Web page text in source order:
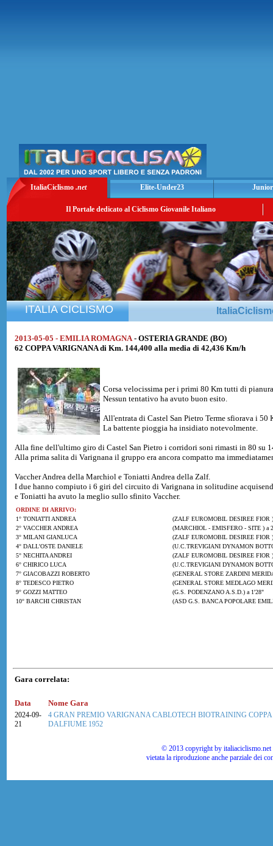
ItaliaCiclismo .net Elite-Under23
Il Portale dedicato al Ciclismo Giovanile Italiano
ITALIA CICLISMO
2013-05-05 - EMILIA ROMAGNA - OSTERIA GRANDE (BO)
62 COPPA VARIGNANA di Km. 144,400 alla media di 42,436 Km/h
Corsa velocissima per i primi 80 Km tutti di pianura
Nessun tentativo ha avuto buon esito.
All'entrata di Castel San Pietro Terme sfiorava i 50
La battente pioggia ha insidiato notevolmente.
Alla fine dell'ultimo giro di Castel San Pietro i corridori soni rimasti in 80 su
Alla prima salita di Varignana il gruppo era ancora compatto ma
Vaccher Andrea della Marchiol e Toniatti Andrea della Zalf.
I due hanno compiuto i 6 giri del circuito di Varignana in solitudine
e Toniatti ha avuto la meglio sullo sfinito Vaccher.
ORDINE DI ARRIVO:
1° TONIATTI ANDREA
(ZALF EUROMOBIL DESIREE FIOR )
2° VACCHER ANDREA
(MARCHIOL - EMISFERO - SITE ) a
3° MILANI GIANLUCA
(ZALF EUROMOBIL DESIREE FIOR
4° DALL'OSTE DANIELE
(U.C.TREVIGIANI DYNAMON
5° NECHITA ANDREI
(ZALF EUROMOBIL DESIREE FIOR
6° CHIRICO LUCA
(U.C.TREVIGIANI DYNAMON
7° GIACOBAZZI ROBERTO
(GENERAL STORE ZARDINI
8° TEDESCO PIETRO
(GENERAL STORE MEDLAGO
9° GOZZI MATTEO
(G.S. PODENZANO A.S.D.) a 1'28"
10° BARCHI CHRISTAN
(ASD G.S. BANCA POPOLARE
Gara correlata:
Data Nome Gara
2024-09-
21
4 GRAN PREMIO VARIGNANA CABLOTECH BIOTRAINING COPPA
DALFIUME 1952
© 2013 copyright by
vietata la riproduzione anche parziale dei